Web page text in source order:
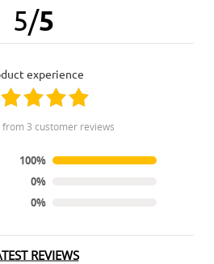
5/5
experience
from 3 customer reviews
100%
0%
0%
REVIEWS